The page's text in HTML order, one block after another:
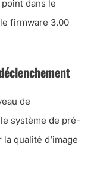
dans le
firmware 3.00
de
système de pré-
qualité d’image